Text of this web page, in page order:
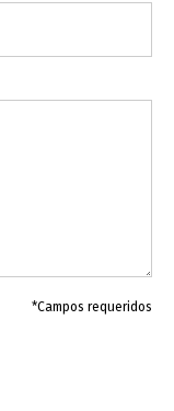
*Campos requeridos